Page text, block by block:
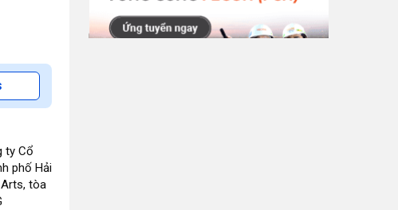
ty Cổ
phố Hải
tòa